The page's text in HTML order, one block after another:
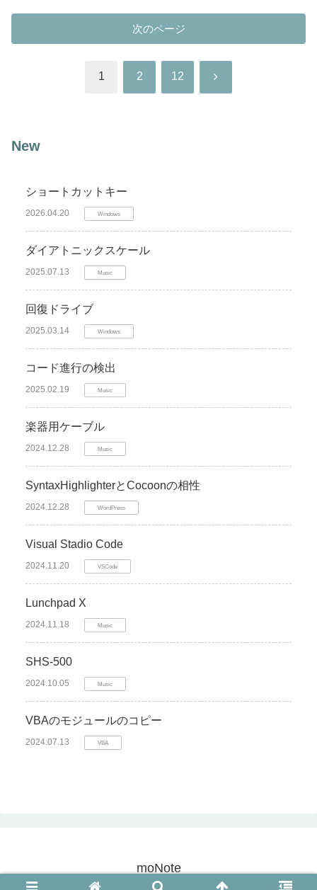
次のページ
1 2 12 次
New
ショートカットキー
2026.04.20 Windows
ダイアトニックスケール
2025.07.13 Music
回復ドライブ
2025.03.14 Windows
コード進行の検出
2025.02.19 Music
楽器用ケーブル
2024.12.28 Music
SyntaxHighlighterとCocoonの相性
2024.12.28 WordPress
Visual Stadio Code
2024.11.20 VSCode
Lunchpad X
2024.11.18 Music
SHS-500
2024.10.05 Music
VBAのモジュールのコピー
2024.07.13 VBA
moNote